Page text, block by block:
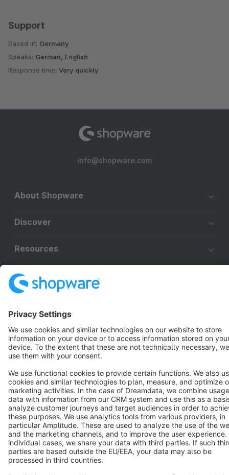
Support
Based in: Germany
Speaks: German, English
Response time: Very quickly
info@shopware.com
About Shopware
Discover
Resources
Terms & Conditions
Cookie settings
Copyright © shopware AG - All rights reserved
Notice: * All prices are quoted net of the statutory value-added tax